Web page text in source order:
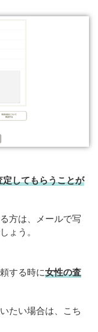
定してもらうことが
方は、メールで写
ょう。
する時に女性の査
たい場合は、こち